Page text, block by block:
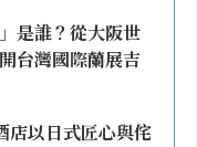
是誰？從大阪世
台灣國際蘭展吉
店以日式匠心與侘